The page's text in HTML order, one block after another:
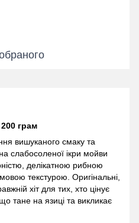
грам
вишуканого смаку та
слабосоленої ікри мойви
делікатною рибною
текстурою. Оригінальні,
хіт для тих, хто цінує
тане на язиці та викликає